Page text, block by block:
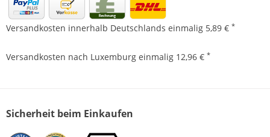
Versandkosten innerhalb Deutschlands einmalig 5,89 € *
Versandkosten nach Luxemburg einmalig 12,96 € *
Sicherheit beim Einkaufen